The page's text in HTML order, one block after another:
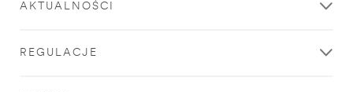
AKTUALNOŚCI
REGULACJE